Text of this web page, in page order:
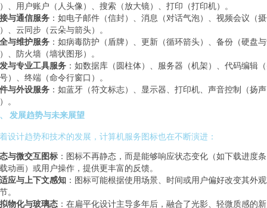
、用户账户（人头像）、搜索（放大镜）、打印（打印机）。
与通信服务 ：如电子邮件（信封）、消息（对话气泡）、视频会议（
、云同步（云朵与箭头）。
与维护服务 ：如病毒防护（盾牌）、更新（循环箭头）、备份（硬盘
、防火墙（墙状图形）。
与专业工具服务 ：如数据库（圆柱体）、服务器（机架）、代码编辑
）、终端（命令行窗口）。
与外设服务 ：如蓝牙（符文标志）、显示器、打印机、声音控制（扬声
。
发展趋势与未来展望
设计趋势和技术的发展，计算机服务图标也在不断演进：
与微交互图标 ：图标不再静态，而是能够响应状态变化（如下载进度
动画）或用户操作，提供更丰富的反馈。
应与上下文感知 ：图标可能根据使用场景、时间或用户偏好改变其外
。
物化与玻璃态 ：在扁平化设计主导多年后，融合了光影、轻微质感的